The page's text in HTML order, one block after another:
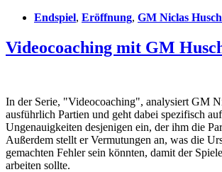
Endspiel, Eröffnung, GM Niclas
Videocoaching mit GM
In der Serie, "Videocoaching", analysiert GM
ausführlich Partien und geht dabei spezifisch
Ungenauigkeiten desjenigen ein, der ihm die
Außerdem stellt er Vermutungen an, was die
gemachten Fehler sein könnten, damit der
arbeiten sollte.